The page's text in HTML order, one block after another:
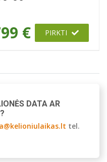
€ PIRKTI
DATA AR
tel.